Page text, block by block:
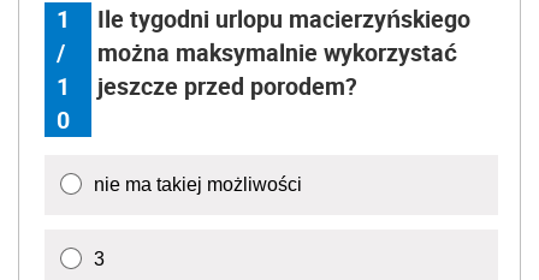
1
/
1
0
Ile tygodni urlopu macierzyńskiego
można maksymalnie wykorzystać
jeszcze przed porodem?
nie ma takiej możliwości
3